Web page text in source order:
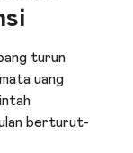
turun
uang
berturut-